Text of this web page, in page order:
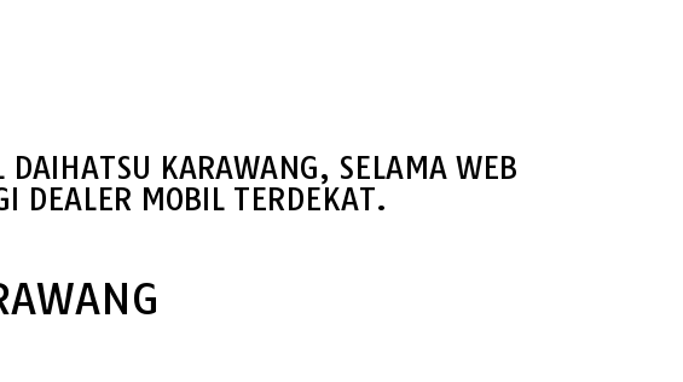
KARAWANG, SELAMA WEB
DEALER MOBIL TERDEKAT.